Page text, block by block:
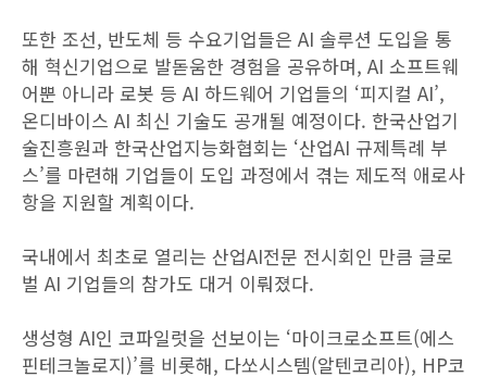
또한 조선, 반도체 등 수요기업들은 AI 솔루션 도입을 통
해 혁신기업으로 발돋움한 경험을 공유하며, AI 소프트웨
어뿐 아니라 로봇 등 AI 하드웨어 기업들의 ‘피지컬 AI’,
온디바이스 AI 최신 기술도 공개될 예정이다. 한국산업기
술진흥원과 한국산업지능화협회는 ‘산업AI 규제특례 부
스’를 마련해 기업들이 도입 과정에서 겪는 제도적 애로사
항을 지원할 계획이다.
국내에서 최초로 열리는 산업AI전문 전시회인 만큼 글로
벌 AI 기업들의 참가도 대거 이뤄졌다.
생성형 AI인 코파일럿을 선보이는 ‘마이크로소프트(에스
핀테크놀로지)’를 비롯해, 다쏘시스템(알텐코리아), HP코